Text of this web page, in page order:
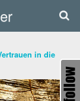
in die